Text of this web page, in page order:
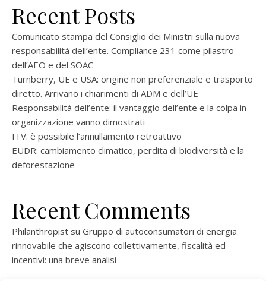
Recent Posts
Comunicato stampa del Consiglio dei Ministri sulla nuova
responsabilità dell’ente. Compliance 231 come pilastro
dell’AEO e del SOAC
Turnberry, UE e USA: origine non preferenziale e trasporto
diretto. Arrivano i chiarimenti di ADM e dell’UE
Responsabilità dell’ente: il vantaggio dell’ente e la colpa in
organizzazione vanno dimostrati
ITV: è possibile l’annullamento retroattivo
EUDR: cambiamento climatico, perdita di biodiversità e la
deforestazione
Recent Comments
Philanthropist su Gruppo di autoconsumatori di energia
rinnovabile che agiscono collettivamente, fiscalità ed
incentivi: una breve analisi